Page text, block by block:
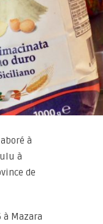
à
à
de
à Mazara